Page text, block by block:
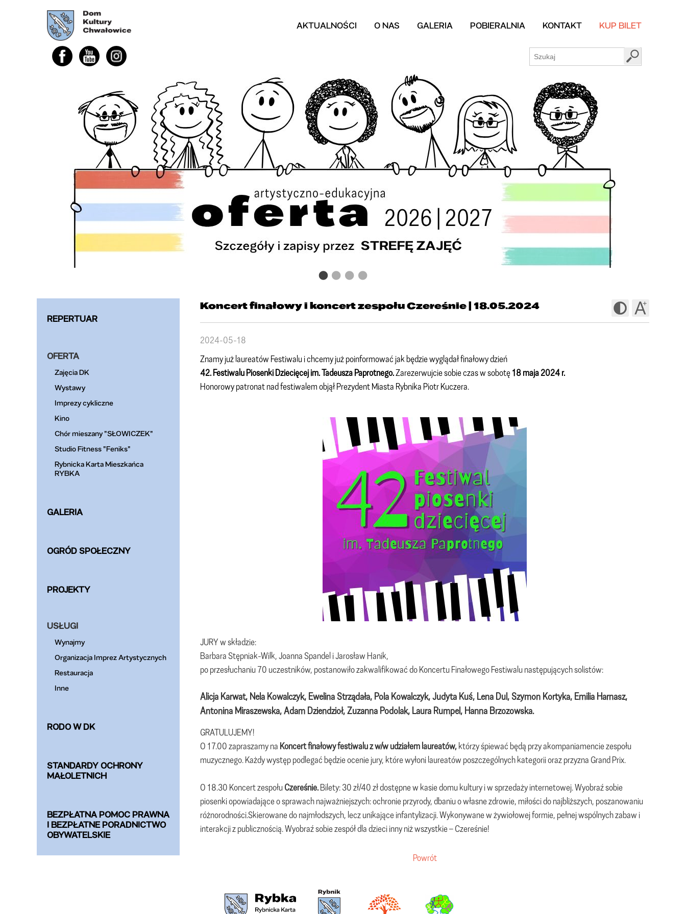
AKTUALNOŚCI O NAS GALERIA POBIERALNIA KONTAKT KUP BILET
REPERTUAR
OFERTA
Zajęcia DK
Wystawy
Imprezy cykliczne
Kino
Chór mieszany "SŁOWICZEK"
Studio Fitness "Feniks"
Rybnicka Karta Mieszkańca
RYBKA
GALERIA
OGRÓD SPOŁECZNY
PROJEKTY
USŁUGI
Wynajmy
Organizacja Imprez Artystycznych
Restauracja
Inne
RODO W DK
STANDARDY OCHRONY
MAŁOLETNICH
BEZPŁATNA POMOC PRAWNA
I BEZPŁATNE PORADNICTWO
OBYWATELSKIE
Koncert finałowy i koncert zespołu Czereśnie | 18.05.2024
2024-05-18
Znamy już laureatów Festiwalu i chcemy już poinformować jak będzie wyglądał finałowy dzień
42. Festiwalu Piosenki Dziecięcej im. Tadeusza Paprotnego.Zarezerwujcie sobie czas w sobotę18 maja 2024 r.
Honorowy patronat nad festiwalem objął Prezydent Miasta Rybnika Piotr Kuczera.
JURY w składzie:
Barbara Stępniak-Wilk, Joanna Spandel i Jarosław Hanik,
po przesłuchaniu 70 uczestników, postanowiło zakwalifikować do Koncertu Finałowego Festiwalu następujących solistów:
Alicja Karwat, Nela Kowalczyk, Ewelina Strządała, Pola Kowalczyk, Judyta Kuś, Lena Dul, Szymon Kortyka, Emilia Harnasz,
Antonina Miraszewska, Adam Dziendzioł, Zuzanna Podolak, Laura Rumpel, Hanna Brzozowska.
GRATULUJEMY!
O 17.00 zapraszamy na Koncert finałowy festiwalu z w/w udziałem laureatów,którzy śpiewać będą przy akompaniamencie zespołu
muzycznego. Każdy występ podlegać będzie ocenie jury, które wyłoni laureatów poszczególnych kategorii oraz przyzna Grand Prix.
O 18.30 Koncert zespołu Czereśnie.Bilety: 30 zł/40 zł dostępne w kasie domu kultury i w sprzedaży internetowej. Wyobraź sobie
piosenki opowiadające o sprawach najważniejszych: ochronie przyrody, dbaniu o własne zdrowie, miłości do najbliższych, poszanowaniu
różnorodności.Skierowane do najmłodszych, lecz unikające infantylizacji. Wykonywane w żywiołowej formie, pełnej wspólnych zabaw i
interakcji z publicznością. Wyobraź sobie zespół dla dzieci inny niż wszystkie – Czereśnie!
Powrót